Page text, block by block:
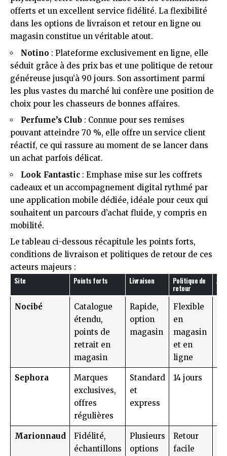
offerts et un excellent service fidélité. La flexibilité
dans les options de livraison et retour en ligne ou
magasin constitue un véritable atout.
Notino : Plateforme exclusivement en ligne, elle
séduit grâce à des prix bas et une politique de retour
généreuse jusqu’à 90 jours. Son assortiment parmi
les plus vastes du marché lui confère une position de
choix pour les chasseurs de bonnes affaires.
Perfume’s Club : Connue pour ses remises
pouvant atteindre 70 %, elle offre un service client
réactif, ce qui rassure au moment de se lancer dans
un achat parfois délicat.
Look Fantastic : Emphase mise sur les coffrets
cadeaux et un accompagnement digital rythmé par
une application mobile dédiée, idéale pour ceux qui
souhaitent un parcours d’achat fluide, y compris en
mobilité.
Le tableau ci-dessous récapitule les points forts,
conditions de livraison et politiques de retour de ces
acteurs majeurs :
Site Points forts Livraison Politique de
retour
Nocibé
Catalogue
étendu,
points de
retrait en
magasin
Rapide,
option
magasin
Flexible
en
magasin
et en
ligne
Sephora
Marques
exclusives,
offres
régulières
Standard
et
express
14 jours
Marionnaud
Fidélité,
échantillons
Plusieurs
options
Retour
facile